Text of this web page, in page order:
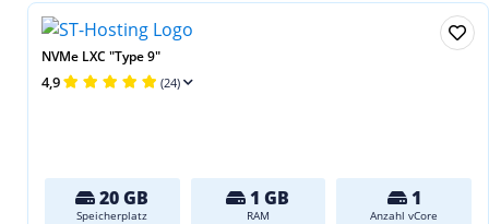
NVMe LXC "Type 9"
4,9 (24)
20 GB
Speicherplatz
1 GB
RAM
1
Anzahl vCore